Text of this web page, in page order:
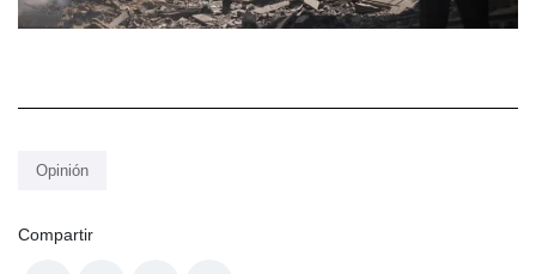
Opinión
Compartir